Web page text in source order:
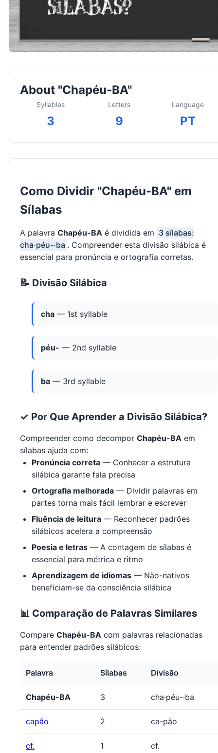
About "Chapéu-BA"
Syllables
3
Letters
9
Language
PT
Como Dividir "Chapéu-BA" em
Sílabas
A palavra Chapéu-BA é dividida em 3 sílabas:
cha·péu-·ba . Compreender esta divisão silábica é
essencial para pronúncia e ortografia corretas.
📝 Divisão Silábica
cha — 1st syllable
péu- — 2nd syllable
ba — 3rd syllable
✓ Por Que Aprender a Divisão Silábica?
Compreender como decompor Chapéu-BA em
sílabas ajuda com:
Pronúncia correta — Conhecer a estrutura
silábica garante fala precisa
Ortografia melhorada — Dividir palavras em
partes torna mais fácil lembrar e escrever
Fluência de leitura — Reconhecer padrões
silábicos acelera a compreensão
Poesia e letras — A contagem de sílabas é
essencial para métrica e ritmo
Aprendizagem de idiomas — Não-nativos
beneficiam-se da consciência silábica
📊 Comparação de Palavras Similares
Compare Chapéu-BA com palavras relacionadas
para entender padrões silábicos:
Palavra Sílabas Divisão
Chapéu-BA 3 cha·péu-·ba
capão 2 ca-pão
cf. 1 cf.